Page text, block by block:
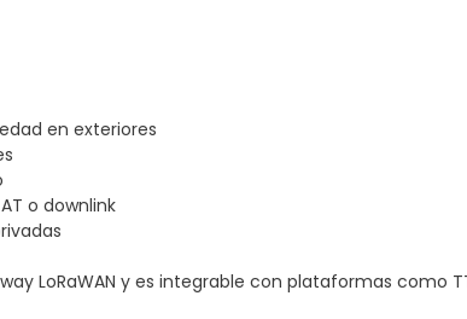
en exteriores
o downlink
LoRaWAN y es integrable con plataformas como